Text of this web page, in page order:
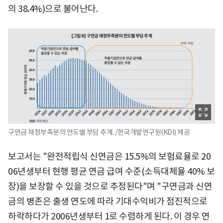
의 38.4%)으로 불어난다.
구연금 재정부족분의 연도별 부담 추계. /한국개발연구원(KDI) 제공
보고서는 "완전적립식 신연금은 15.5%의 보험료율로 20
06년생부터 현행 평균 연금 급여 수준(소득대체율 40% 보
장)을 보장할 수 있을 것으로 추정된다"며 "구연금과 신연
금의 병존은 출생 연도에 따라 기대수익비가 점진적으로
하락하다가 2006년생부터 1로 수렴하게 된다. 이 경우 연